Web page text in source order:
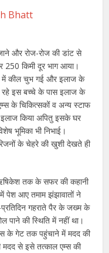
Bhatt
जाने और रोज-रोज की डांट से
250 किमी दूर भाग आया।
में कील चुभ गई और इलाज के
रहे इस बच्चे के पास इलाज के
के चिकित्सकों व अन्य स्टाफ
किया अपितु इसके घर
भूमिका भी निभाई।
के चेहरे की खुशी देखते ही
ऋषिकेश तक के सफर की कहानी
पेश आए तमाम झंझावातों ने
गहराते पैर के जख्म के
पाने की स्थिति में नहीं था।
के गेट तक पहुंचाने में मदद की
मदद से इसे तत्काल एम्स की